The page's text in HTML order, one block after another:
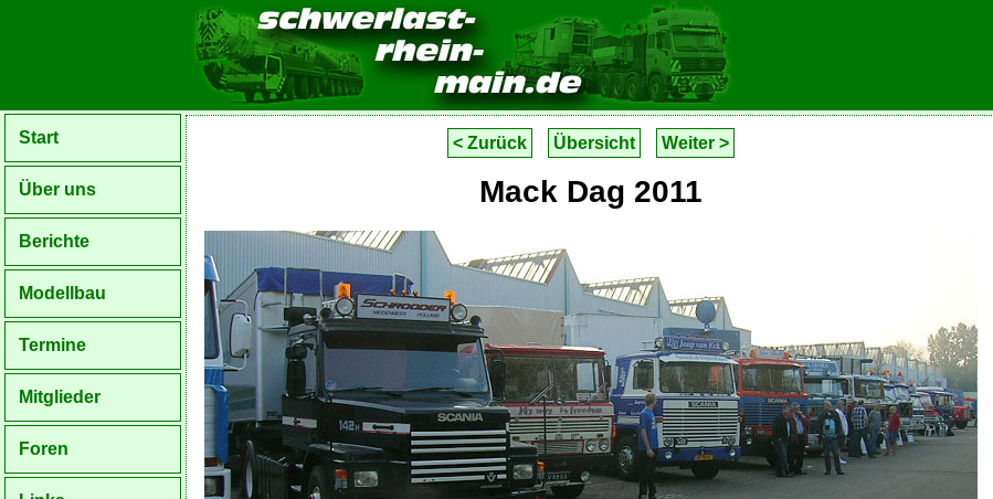
Start
Über uns
Berichte
Modellbau
Termine
Mitglieder
Foren
< Zurück Übersicht Weiter >
Mack Dag 2011